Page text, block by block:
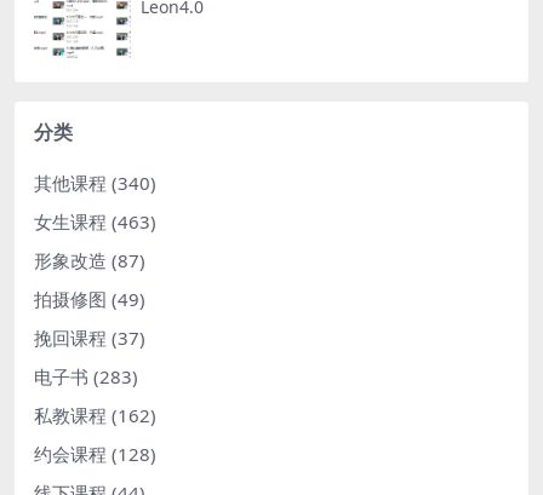
Leon4.0
分类
其他课程 (340)
女生课程 (463)
形象改造 (87)
拍摄修图 (49)
挽回课程 (37)
电子书 (283)
私教课程 (162)
约会课程 (128)